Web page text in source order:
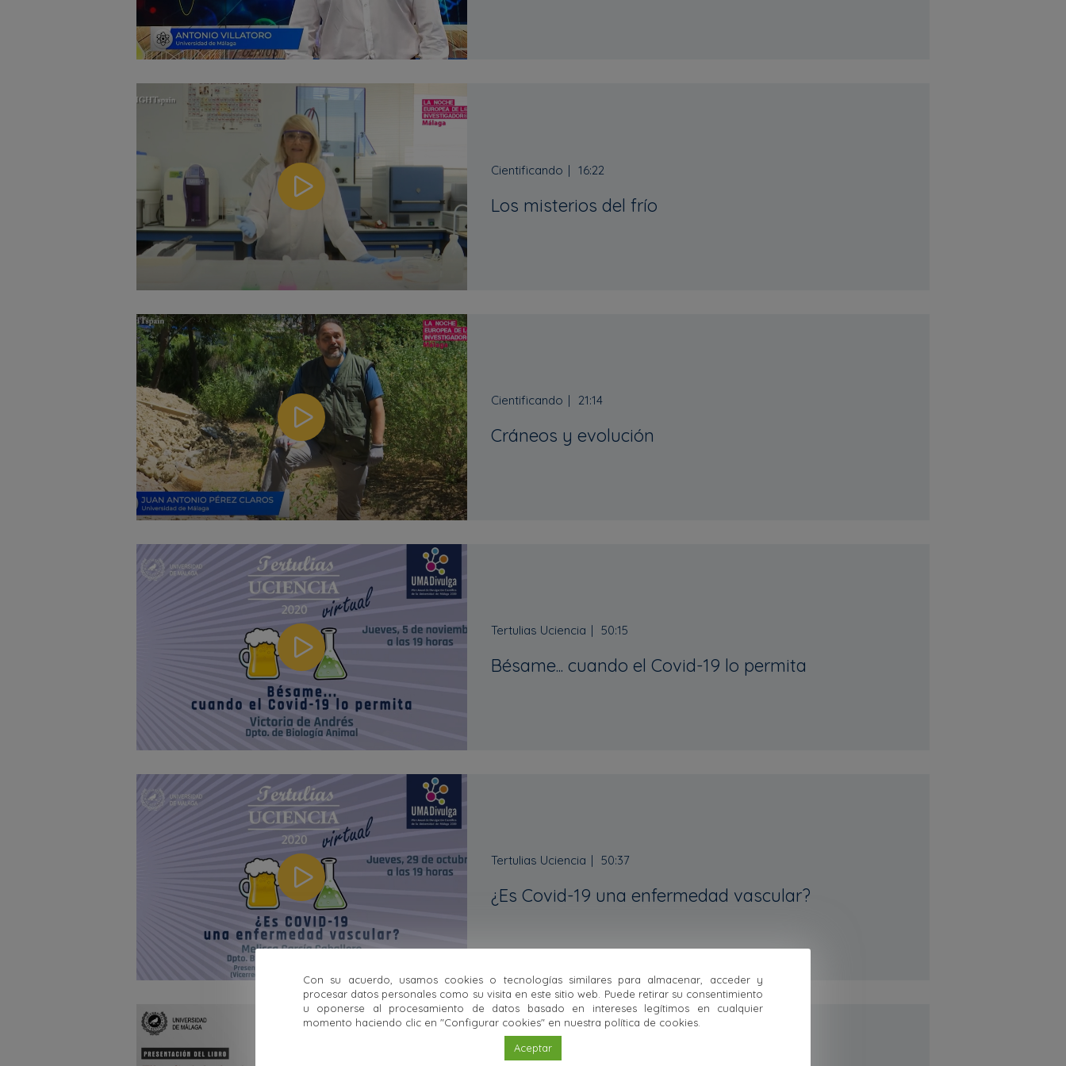
Cientificando 16:22
Los misterios del frío
Cientificando 21:14
Cráneos y evolución
Tertulias Uciencia 50:15
Bésame... cuando el Covid-19 lo permita
Tertulias Uciencia 50:37
¿Es Covid-19 una enfermedad vascular?
Con su acuerdo, usamos cookies o tecnologías similares para almacenar, acceder y
procesar datos personales como su visita en este sitio web. Puede retirar su consentimiento
u oponerse al procesamiento de datos basado en intereses legítimos en cualquier
momento haciendo clic en "Configurar cookies" en nuestra política de cookies.
Aceptar